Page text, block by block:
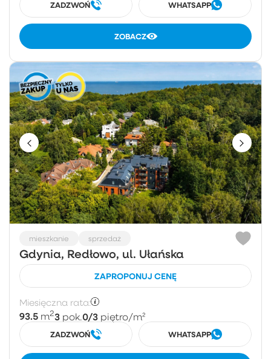
ZADZWOŃ WHATSAPP
ZOBACZ
mieszkanie sprzedaż
Gdynia, Redłowo, ul. Ułańska
ZAPROPONUJ CENĘ
Miesięczna rata:
93.5 m23 pok.0/3 piętro/m²
ZADZWOŃ WHATSAPP